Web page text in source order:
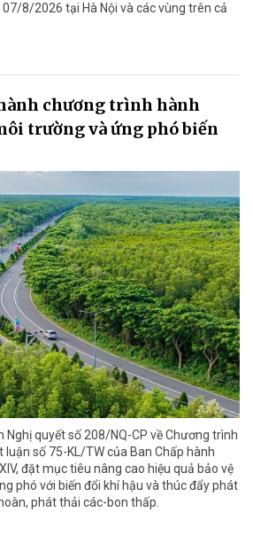
8/2026 tại Hà Nội và các vùng trên cả
chương trình hành
trường và ứng phó biến
Nghị quyết số 208/NQ-CP về Chương trình
luận số 75-KL/TW của Ban Chấp hành
đặt mục tiêu nâng cao hiệu quả bảo vệ
phó với biến đổi khí hậu và thúc đẩy phát
phát thải các-bon thấp.